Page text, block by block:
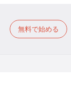
無料で始める